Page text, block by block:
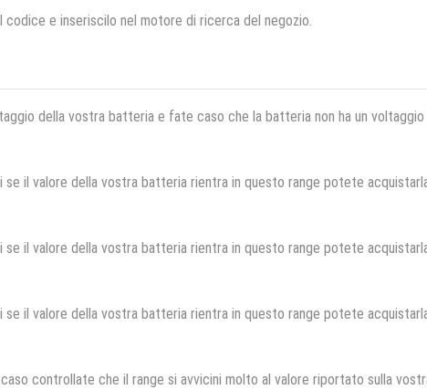
e inseriscilo nel motore di ricerca del negozio.
della vostra batteria e fate caso che la batteria non ha un voltaggio
il valore della vostra batteria rientra in questo range potete
il valore della vostra batteria rientra in questo range potete
il valore della vostra batteria rientra in questo range potete
controllate che il range si avvicini molto al valore riportato sulla